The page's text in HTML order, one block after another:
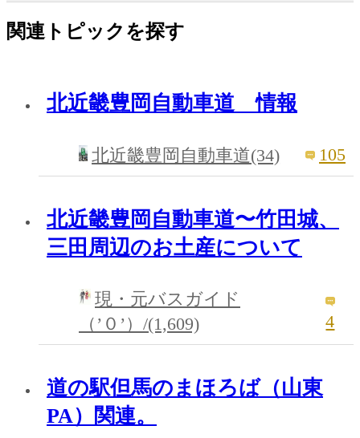
関連トピックを探す
北近畿豊岡自動車道 情報
北近畿豊岡自動車道(34) 105
北近畿豊岡自動車道〜竹田城、
三田周辺のお土産について
現・元バスガイド
（’０’）/(1,609)
4
道の駅但馬のまほろば（山東
PA）関連。